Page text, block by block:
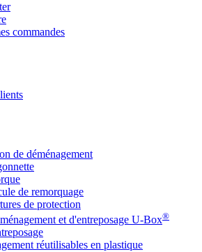
commandes
de déménagement
de remorquage
de protection
et d'entreposage U-Box®
réutilisables en plastique